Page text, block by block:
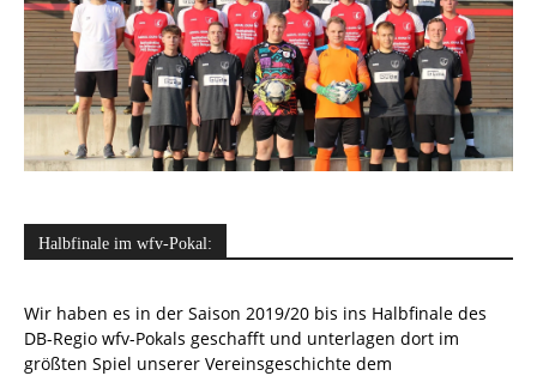
Halbfinale im wfv-Pokal:
Wir haben es in der Saison 2019/20 bis ins Halbfinale des
DB-Regio wfv-Pokals geschafft und unterlagen dort im
größten Spiel unserer Vereinsgeschichte dem